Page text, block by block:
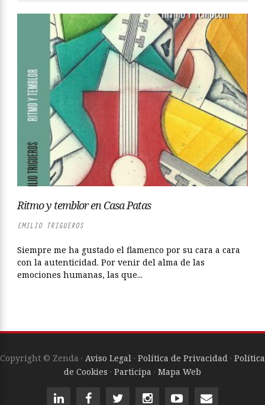
Ritmo y temblor en Casa Patas
EMILIO TRIGUEROS
Siempre me ha gustado el flamenco por su cara a cara
con la autenticidad. Por venir del alma de las
emociones humanas, las que...
Copyright © Zenda · Aviso Legal · Política de Privacidad · Política
de Cookies · Participa · Mapa Web